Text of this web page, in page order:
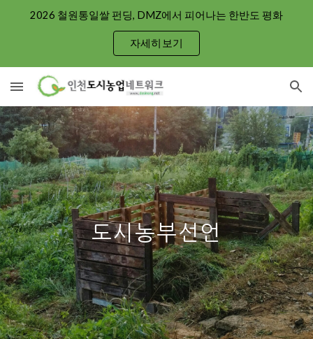
2026 철원통일쌀 펀딩, DMZ에서 피어나는 한반도 평화
자세히보기
도시농부선언